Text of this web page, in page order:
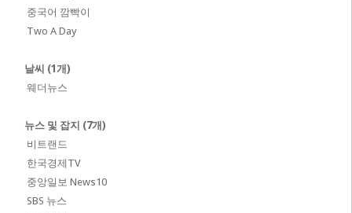
중국어 깜빡이
Two A Day
날씨 (1개)
웨더뉴스
뉴스 및 잡지 (7개)
비트랜드
한국경제TV
중앙일보 News10
SBS 뉴스